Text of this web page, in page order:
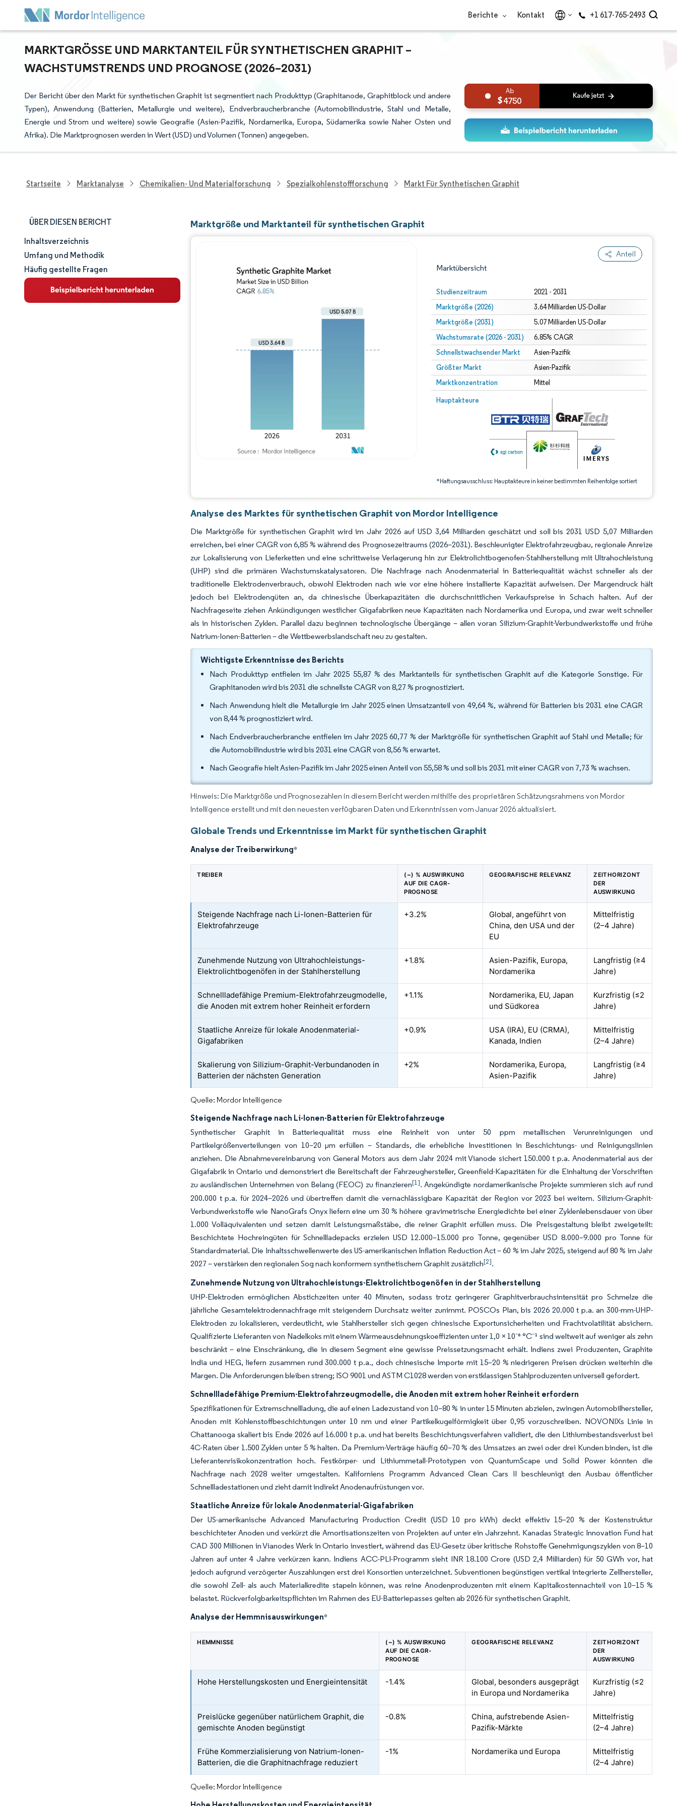
Berichte Kontakt +1 617-765-2493
MARKTGRÖSSE UND MARKTANTEIL FÜR SYNTHETISCHEN GRAPHIT – W
ACHSTUMSTRENDS UND PROGNOSE (2026–2031)
Der Bericht über den Markt für synthetischen Graphit ist segmentiert nach Produkttyp (Graphitanode, Graphitblock und andere
Typen), Anwendung (Batterien, Metallurgie und weitere), Endverbraucherbranche (Automobilindustrie, Stahl und Metalle,
Energie und Strom und weitere) sowie Geografie (Asien-Pazifik, Nordamerika, Europa, Südamerika sowie Naher Osten und
Afrika). Die Marktprognosen werden in Wert (USD) und Volumen (Tonnen) angegeben.
4750
Startseite Marktanalyse Chemikalien- Und Materialforschung Spezialkohlenstoffforschung Markt Für Synthetischen Graphit
ÜBER DIESEN BERICHT
Marktgröße und -anteil
Marktanalyse
Trends und Einblicke
Inhaltsverzeichnis
Umfang und Methodik
Häufig gestellte Fragen
Marktgröße und Marktanteil für synthetischen Graphit
Anteil
Marktübersicht
Studienzeitraum 2021 - 2031
Marktgröße (2026) 3.64 Milliarden US-Dollar
Marktgröße (2031) 5.07 Milliarden US-Dollar
Wachstumsrate (2026 - 2031) 6.85% CAGR
Schnellstwachsender Markt Asien-Pazifik
Größter Markt Asien-Pazifik
Marktkonzentration Mittel
Hauptakteure
*Haftungsausschluss: Hauptakteure in keiner bestimmten Reihenfolge sortiert
Bild © Mordor Intelligence. Wiederverwendung erfordert Namensnennung gemäß CC BY 4.0.
Bild © Mordor Intelligence. Wiederverwendung erfordert Namensnennung gemäß CC BY 4.0.
Analyse des Marktes für synthetischen Graphit von Mordor Intelligence
Die Marktgröße für synthetischen Graphit wird im Jahr 2026 auf USD 3,64 Milliarden geschätzt und soll bis 2031 USD 5,07 Milliarden
erreichen, bei einer CAGR von 6,85 % während des Prognosezeitraums (2026–2031). Beschleunigter Elektrofahrzeugbau, regionale Anreize
zur Lokalisierung von Lieferketten und eine schrittweise Verlagerung hin zur Elektrolichtbogenofen-Stahlherstellung mit Ultrahochleistung
(UHP) sind die primären Wachstumskatalysatoren. Die Nachfrage nach Anodenmaterial in Batteriequalität wächst schneller als der
traditionelle Elektrodenverbrauch, obwohl Elektroden nach wie vor eine höhere installierte Kapazität aufweisen. Der Margendruck hält
jedoch bei Elektrodengüten an, da chinesische Überkapazitäten die durchschnittlichen Verkaufspreise in Schach halten. Auf der
Nachfrageseite ziehen Ankündigungen westlicher Gigafabriken neue Kapazitäten nach Nordamerika und Europa, und zwar weit schneller
als in historischen Zyklen. Parallel dazu beginnen technologische Übergänge – allen voran Silizium-Graphit-Verbundwerkstoffe und frühe
Natrium-Ionen-Batterien – die Wettbewerbslandschaft neu zu gestalten.
Wichtigste Erkenntnisse des Berichts
Nach Produkttyp entfielen im Jahr 2025 55,87 % des Marktanteils für synthetischen Graphit auf die Kategorie Sonstige. Für
Graphitanoden wird bis 2031 die schnellste CAGR von 8,27 % prognostiziert.
Nach Anwendung hielt die Metallurgie im Jahr 2025 einen Umsatzanteil von 49,64 %, während für Batterien bis 2031 eine CAGR
von 8,44 % prognostiziert wird.
Nach Endverbraucherbranche entfielen im Jahr 2025 60,77 % der Marktgröße für synthetischen Graphit auf Stahl und Metalle; für
die Automobilindustrie wird bis 2031 eine CAGR von 8,56 % erwartet.
Nach Geografie hielt Asien-Pazifik im Jahr 2025 einen Anteil von 55,58 % und soll bis 2031 mit einer CAGR von 7,73 % wachsen.
Hinweis: Die Marktgröße und Prognosezahlen in diesem Bericht werden mithilfe des proprietären Schätzungsrahmens von Mordor
Intelligence erstellt und mit den neuesten verfügbaren Daten und Erkenntnissen vom Januar 2026 aktualisiert.
Globale Trends und Erkenntnisse im Markt für synthetischen Graphit
Analyse der Treiberwirkung*
TREIBER
(~) % AUSWIRKUNG
AUF DIE CAGR-
PROGNOSE
GEOGRAFISCHE RELEVANZ
ZEITHORIZONT
DER
AUSWIRKUNG
Steigende Nachfrage nach Li-Ionen-Batterien für
Elektrofahrzeuge
+3.2%
Global, angeführt von
China, den USA und der
EU
Mittelfristig
(2–4 Jahre)
Zunehmende Nutzung von Ultrahochleistungs-
Elektrolichtbogenöfen in der Stahlherstellung
+1.8%
Asien-Pazifik, Europa,
Nordamerika
Langfristig (≥4
Jahre)
Schnellladefähige Premium-Elektrofahrzeugmodelle,
die Anoden mit extrem hoher Reinheit erfordern
+1.1%
Nordamerika, EU, Japan
und Südkorea
Kurzfristig (≤2
Jahre)
Staatliche Anreize für lokale Anodenmaterial-
Gigafabriken
+0.9%
USA (IRA), EU (CRMA),
Kanada, Indien
Mittelfristig
(2–4 Jahre)
Skalierung von Silizium-Graphit-Verbundanoden in
Batterien der nächsten Generation
+2%
Nordamerika, Europa,
Asien-Pazifik
Langfristig (≥4
Jahre)
Quelle: Mordor Intelligence
Steigende Nachfrage nach Li-Ionen-Batterien für Elektrofahrzeuge
Synthetischer Graphit in Batteriequalität muss eine Reinheit von unter 50 ppm metallischen Verunreinigungen und
Partikelgrößenverteilungen von 10–20 μm erfüllen – Standards, die erhebliche Investitionen in Beschichtungs- und Reinigungslinien
anziehen. Die Abnahmevereinbarung von General Motors aus dem Jahr 2024 mit Vianode sichert 150.000 t p.a. Anodenmaterial aus der
Gigafabrik in Ontario und demonstriert die Bereitschaft der Fahrzeughersteller, Greenfield-Kapazitäten für die Einhaltung der Vorschriften
zu ausländischen Unternehmen von Belang (FEOC) zu finanzieren[1]. Angekündigte nordamerikanische Projekte summieren sich auf rund
200.000 t p.a. für 2024–2026 und übertreffen damit die vernachlässigbare Kapazität der Region vor 2023 bei weitem. Silizium-Graphit-
Verbundwerkstoffe wie NanoGrafs Onyx liefern eine um 30 % höhere gravimetrische Energiedichte bei einer Zyklenlebensdauer von über
1.000 Volläquivalenten und setzen damit Leistungsmaßstäbe, die reiner Graphit erfüllen muss. Die Preisgestaltung bleibt zweigeteilt:
Beschichtete Hochreingüten für Schnellladepacks erzielen USD 12.000–15.000 pro Tonne, gegenüber USD 8.000–9.000 pro Tonne für
Standardmaterial. Die Inhaltsschwellenwerte des US-amerikanischen Inflation Reduction Act – 60 % im Jahr 2025, steigend auf 80 % im Jahr
2027 – verstärken den regionalen Sog nach konformem synthetischem Graphit zusätzlich[2].
Zunehmende Nutzung von Ultrahochleistungs-Elektrolichtbogenöfen in der Stahlherstellung
UHP-Elektroden ermöglichen Abstichzeiten unter 40 Minuten, sodass trotz geringerer Graphitverbrauchsintensität pro Schmelze die
jährliche Gesamtelektrodennachfrage mit steigendem Durchsatz weiter zunimmt. POSCOs Plan, bis 2026 20.000 t p.a. an 300-mm-UHP-
Elektroden zu lokalisieren, verdeutlicht, wie Stahlhersteller sich gegen chinesische Exportunsicherheiten und Frachtvolatilität absichern.
Qualifizierte Lieferanten von Nadelkoks mit einem Wärmeausdehnungskoeffizienten unter 1,0 × 10⁻⁶ °C⁻¹ sind weltweit auf weniger als zehn
beschränkt – eine Einschränkung, die in diesem Segment eine gewisse Preissetzungsmacht erhält. Indiens zwei Produzenten, Graphite
India und HEG, liefern zusammen rund 300.000 t p.a., doch chinesische Importe mit 15–20 % niedrigeren Preisen drücken weiterhin die
Margen. Die Anforderungen bleiben streng; ISO 9001 und ASTM C1028 werden von erstklassigen Stahlproduzenten universell gefordert.
Schnellladefähige Premium-Elektrofahrzeugmodelle, die Anoden mit extrem hoher Reinheit erfordern
Spezifikationen für Extremschnellladung, die auf einen Ladezustand von 10–80 % in unter 15 Minuten abzielen, zwingen Automobilhersteller,
Anoden mit Kohlenstoffbeschichtungen unter 10 nm und einer Partikelkugelförmigkeit über 0,95 vorzuschreiben. NOVONIXs Linie in
Chattanooga skaliert bis Ende 2026 auf 16.000 t p.a. und hat bereits Beschichtungsverfahren validiert, die den Lithiumbestandsverlust bei
4C-Raten über 1.500 Zyklen unter 5 % halten. Da Premium-Verträge häufig 60–70 % des Umsatzes an zwei oder drei Kunden binden, ist die
Lieferantenrisikokonzentration hoch. Festkörper- und Lithiummetall-Prototypen von QuantumScape und Solid Power könnten die
Nachfrage nach 2028 weiter umgestalten. Kaliforniens Programm Advanced Clean Cars II beschleunigt den Ausbau öffentlicher
Schnellladestationen und zieht damit indirekt Anodenaufrüstungen vor.
Staatliche Anreize für lokale Anodenmaterial-Gigafabriken
Der US-amerikanische Advanced Manufacturing Production Credit (USD 10 pro kWh) deckt effektiv 15–20 % der Kostenstruktur
beschichteter Anoden und verkürzt die Amortisationszeiten von Projekten auf unter ein Jahrzehnt. Kanadas Strategic Innovation Fund hat
CAD 300 Millionen in Vianodes Werk in Ontario investiert, während das EU-Gesetz über kritische Rohstoffe Genehmigungszyklen von 8–10
Jahren auf unter 4 Jahre verkürzen kann. Indiens ACC-PLI-Programm sieht INR 18.100 Crore (USD 2,4 Milliarden) für 50 GWh vor, hat
jedoch aufgrund verzögerter Auszahlungen erst drei Konsortien unterzeichnet. Subventionen begünstigen vertikal integrierte Zellhersteller,
die sowohl Zell- als auch Materialkredite stapeln können, was reine Anodenproduzenten mit einem Kapitalkostennachteil von 10–15 %
belastet. Rückverfolgbarkeitspflichten im Rahmen des EU-Batteriepasses gelten ab 2026 für synthetischen Graphit.
Analyse der Hemmnisauswirkungen*
HEMMNISSE
(~) % AUSWIRKUNG
AUF DIE CAGR-
PROGNOSE
GEOGRAFISCHE RELEVANZ
ZEITHORIZONT
DER
AUSWIRKUNG
Hohe Herstellungskosten und Energieintensität -1.4%
Global, besonders ausgeprägt
in Europa und Nordamerika
Kurzfristig (≤2
Jahre)
Preislücke gegenüber natürlichem Graphit, die
gemischte Anoden begünstigt
-0.8%
China, aufstrebende Asien-
Pazifik-Märkte
Mittelfristig
(2–4 Jahre)
Frühe Kommerzialisierung von Natrium-Ionen-
Batterien, die die Graphitnachfrage reduziert
-1% Nordamerika und Europa
Mittelfristig
(2–4 Jahre)
Quelle: Mordor Intelligence